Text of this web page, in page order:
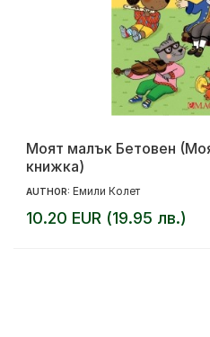
Моят малък Бетовен
книжка)
AUTHOR: Емили Колет
10.20 EUR (19.95 лв.)